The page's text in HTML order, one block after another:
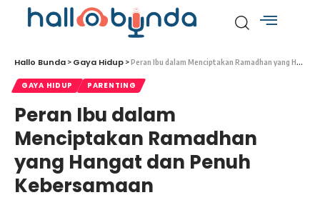
Hallo Bunda > Gaya Hidup >Peran Ibu dalam Menciptakan Ramadhan yang Hangat dan Penuh Kebersamaan
GAYA HIDUP PARENTING
Peran Ibu dalam
Menciptakan Ramadhan
yang Hangat dan Penuh
Kebersamaan